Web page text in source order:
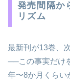
発売間隔か
リズム
最新刊が13巻、
──この事実だけ
年〜8か月くらい